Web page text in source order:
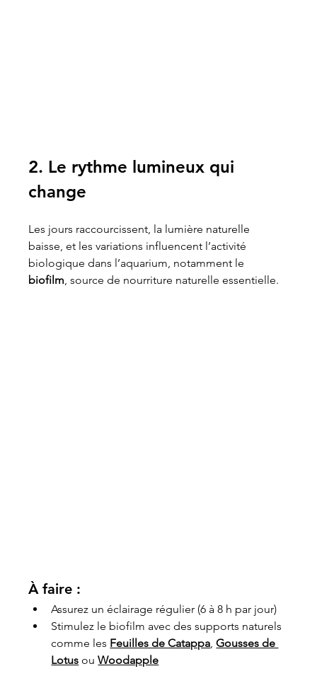
2. Le rythme lumineux qui
change
Les jours raccourcissent, la lumière naturelle
baisse, et les variations influencent l’activité
biologique dans l’aquarium, notamment le
biofilm , source de nourriture naturelle essentielle.
À faire :
Assurez un éclairage régulier (6 à 8 h par jour)
Stimulez le biofilm avec des supports naturels
comme les Feuilles de Catappa, Gousses de
Lotus ou Woodapple